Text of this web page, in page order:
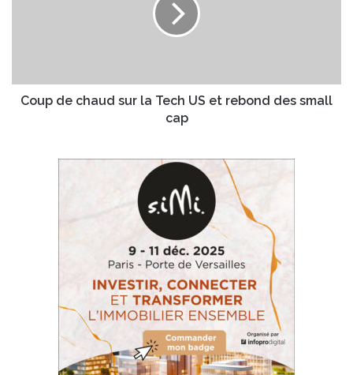
rebond
des
Coup de chaud sur la Tech US et rebond des small
cap